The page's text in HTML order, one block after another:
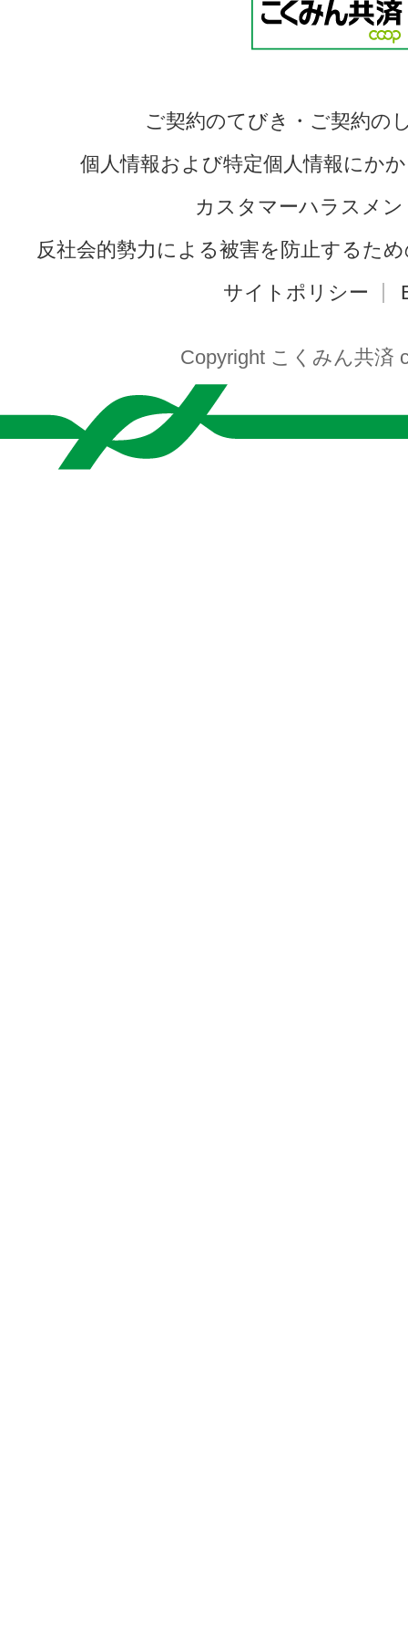
ご契約のてびき・ご契約の
個人情報および特定個人情報にか
カスタマーハラスメ
反社会的勢力による被害を防止するた
サイトポリシー
Copyright こくみん共済